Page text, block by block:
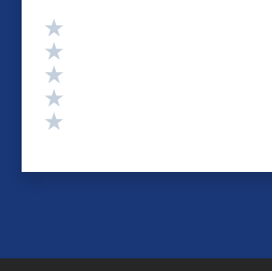
Valutazione